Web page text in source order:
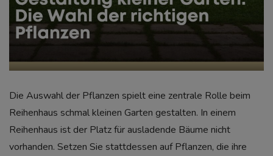
Die Auswahl der Pflanzen spielt eine zentrale Rolle beim
Reihenhaus schmal kleinen Garten gestalten. In einem
Reihenhaus ist der Platz für ausladende Bäume nicht
vorhanden. Setzen Sie stattdessen auf Pflanzen, die ihre